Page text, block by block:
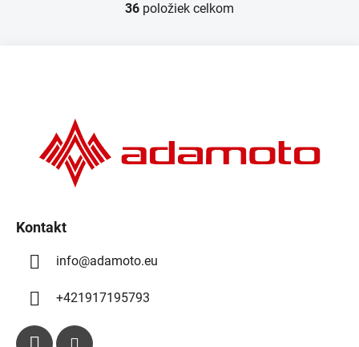
O
e
36 položiek celkom
Kontakt
info@adamoto.eu
+421917195793